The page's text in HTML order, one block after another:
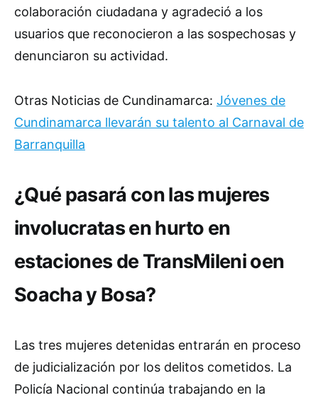
colaboración ciudadana y agradeció a los
usuarios que reconocieron a las sospechosas y
denunciaron su actividad.
Otras Noticias de Cundinamarca: Jóvenes de
Cundinamarca llevarán su talento al Carnaval de
Barranquilla
¿Qué pasará con las mujeres
involucratas en hurto en
estaciones de TransMileni oen
Soacha y Bosa?
Las tres mujeres detenidas entrarán en proceso
de judicialización por los delitos cometidos. La
Policía Nacional continúa trabajando en la